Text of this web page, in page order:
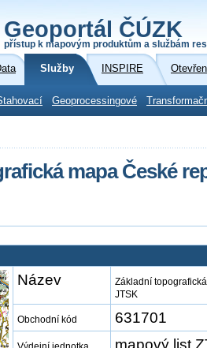
Geoportál ČÚZK
přístup k mapovým produktům a službám
Služby INSPIRE
Geoprocessingové
mapa České
Název
Základní
JTSK
Obchodní kód 631701
mapový list